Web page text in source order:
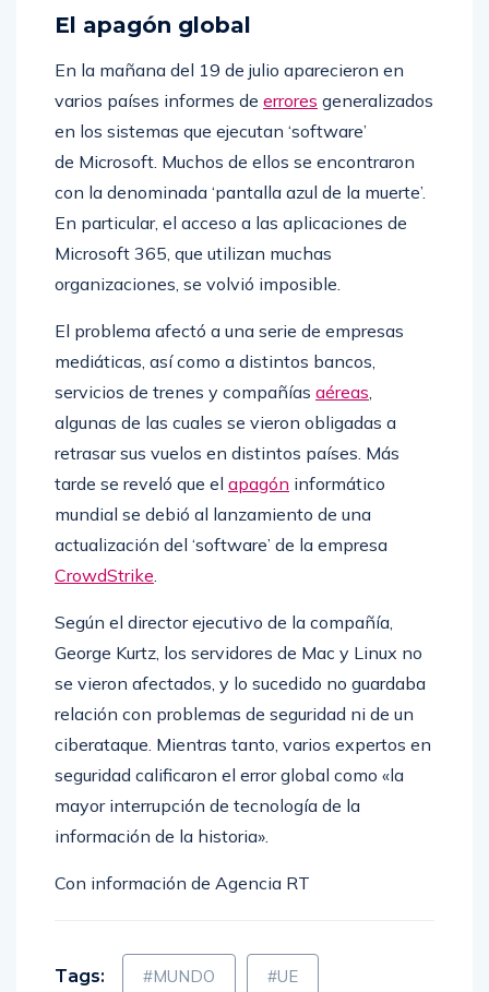
El apagón global
En la mañana del 19 de julio aparecieron en
varios países informes de errores generalizados
en los sistemas que ejecutan ‘software’
de Microsoft. Muchos de ellos se encontraron
con la denominada ‘pantalla azul de la muerte’.
En particular, el acceso a las aplicaciones de
Microsoft 365, que utilizan muchas
organizaciones, se volvió imposible.
El problema afectó a una serie de empresas
mediáticas, así como a distintos bancos,
servicios de trenes y compañías aéreas,
algunas de las cuales se vieron obligadas a
retrasar sus vuelos en distintos países. Más
tarde se reveló que el apagón informático
mundial se debió al lanzamiento de una
actualización del ‘software’ de la empresa
CrowdStrike.
Según el director ejecutivo de la compañía,
George Kurtz, los servidores de Mac y Linux no
se vieron afectados, y lo sucedido no guardaba
relación con problemas de seguridad ni de un
ciberataque. Mientras tanto, varios expertos en
seguridad calificaron el error global como «la
mayor interrupción de tecnología de la
información de la historia».
Con información de Agencia RT
Tags: #MUNDO #UE